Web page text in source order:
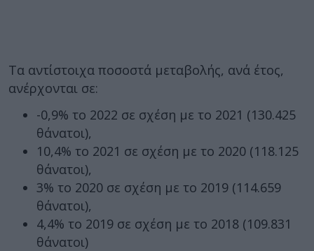
Τα αντίστοιχα ποσοστά μεταβολής, ανά έτος,
ανέρχονται σε:
-0,9% το 2022 σε σχέση με το 2021 (130.425
θάνατοι),
10,4% το 2021 σε σχέση με το 2020 (118.125
θάνατοι),
3% το 2020 σε σχέση με το 2019 (114.659
θάνατοι),
4,4% το 2019 σε σχέση με το 2018 (109.831
θάνατοι)